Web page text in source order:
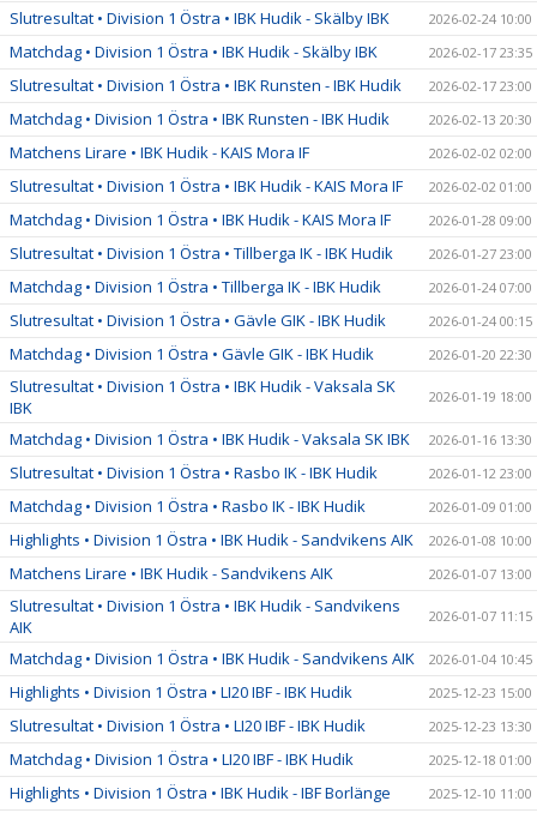
Slutresultat • Division 1 Östra • IBK Hudik - Skälby IBK 2026-02-24 10:00
Matchdag • Division 1 Östra • IBK Hudik - Skälby IBK 2026-02-17 23:35
Slutresultat • Division 1 Östra • IBK Runsten - IBK Hudik 2026-02-17 23:00
Matchdag • Division 1 Östra • IBK Runsten - IBK Hudik 2026-02-13 20:30
Matchens Lirare • IBK Hudik - KAIS Mora IF 2026-02-02 02:00
Slutresultat • Division 1 Östra • IBK Hudik - KAIS Mora IF 2026-02-02 01:00
Matchdag • Division 1 Östra • IBK Hudik - KAIS Mora IF 2026-01-28 09:00
Slutresultat • Division 1 Östra • Tillberga IK - IBK Hudik 2026-01-27 23:00
Matchdag • Division 1 Östra • Tillberga IK - IBK Hudik 2026-01-24 07:00
Slutresultat • Division 1 Östra • Gävle GIK - IBK Hudik 2026-01-24 00:15
Matchdag • Division 1 Östra • Gävle GIK - IBK Hudik 2026-01-20 22:30
Slutresultat • Division 1 Östra • IBK Hudik - Vaksala SK
IBK
2026-01-19 18:00
Matchdag • Division 1 Östra • IBK Hudik - Vaksala SK IBK 2026-01-16 13:30
Slutresultat • Division 1 Östra • Rasbo IK - IBK Hudik 2026-01-12 23:00
Matchdag • Division 1 Östra • Rasbo IK - IBK Hudik 2026-01-09 01:00
Highlights • Division 1 Östra • IBK Hudik - Sandvikens AIK 2026-01-08 10:00
Matchens Lirare • IBK Hudik - Sandvikens AIK 2026-01-07 13:00
Slutresultat • Division 1 Östra • IBK Hudik - Sandvikens
AIK
2026-01-07 11:15
Matchdag • Division 1 Östra • IBK Hudik - Sandvikens AIK 2026-01-04 10:45
Highlights • Division 1 Östra • LI20 IBF - IBK Hudik 2025-12-23 15:00
Slutresultat • Division 1 Östra • LI20 IBF - IBK Hudik 2025-12-23 13:30
Matchdag • Division 1 Östra • LI20 IBF - IBK Hudik 2025-12-18 01:00
Highlights • Division 1 Östra • IBK Hudik - IBF Borlänge 2025-12-10 11:00